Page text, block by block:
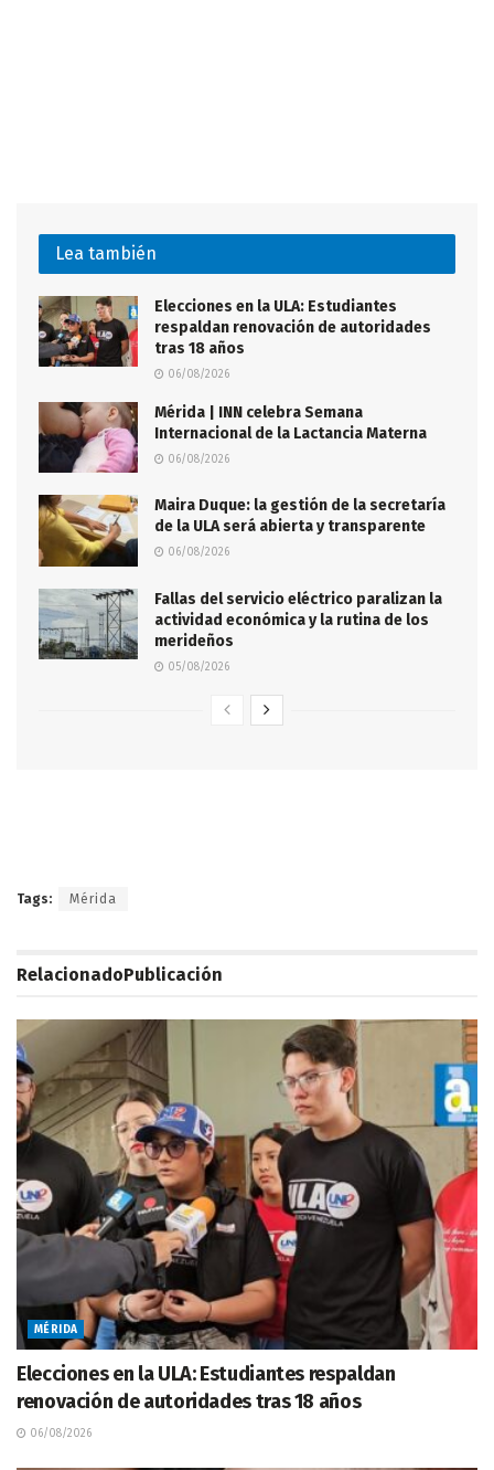
Lea también
Elecciones en la ULA: Estudiantes
respaldan renovación de autoridades
tras 18 años
06/08/2026
Mérida | INN celebra Semana
Internacional de la Lactancia Materna
06/08/2026
Maira Duque: la gestión de la secretaría
de la ULA será abierta y transparente
06/08/2026
Fallas del servicio eléctrico paralizan la
actividad económica y la rutina de los
merideños
05/08/2026
Tags: Mérida
RelacionadoPublicación
MÉRIDA
Elecciones en la ULA: Estudiantes respaldan
renovación de autoridades tras 18 años
06/08/2026